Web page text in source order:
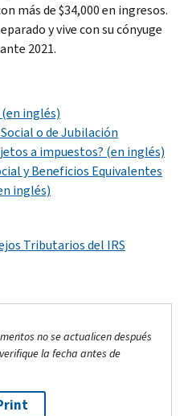
más de $34,000 en ingresos.
y vive con su cónyuge
2021.
inglés)
o de Jubilación
a impuestos? (en inglés)
y Beneficios Equivalentes
inglés)
Tributarios del IRS
no se actualicen después
la fecha antes de